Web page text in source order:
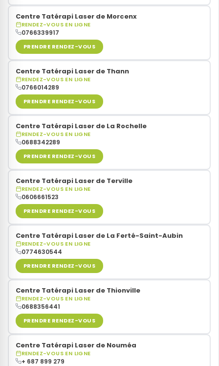
Centre Tatérapi Laser de Morcenx
RENDEZ-VOUS EN LIGNE
0766339917
PRENDRE RENDEZ-VOUS
Centre Tatérapi Laser de Thann
RENDEZ-VOUS EN LIGNE
0766014289
PRENDRE RENDEZ-VOUS
Centre Tatérapi Laser de La Rochelle
RENDEZ-VOUS EN LIGNE
0688342289
PRENDRE RENDEZ-VOUS
Centre Tatérapi Laser de Terville
RENDEZ-VOUS EN LIGNE
0606661523
PRENDRE RENDEZ-VOUS
Centre Tatérapi Laser de La Ferté-Saint-Aubin
RENDEZ-VOUS EN LIGNE
0774630544
PRENDRE RENDEZ-VOUS
Centre Tatérapi Laser de Thionville
RENDEZ-VOUS EN LIGNE
0688356441
PRENDRE RENDEZ-VOUS
Centre Tatérapi Laser de Nouméa
RENDEZ-VOUS EN LIGNE
+ 687 899 279